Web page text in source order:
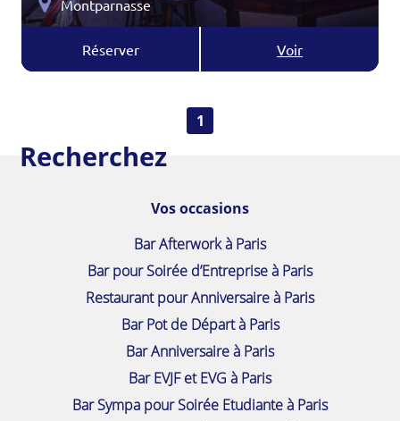
Montparnasse
Réserver Voir
1
Recherchez
Vos occasions
Bar Afterwork à Paris
Bar pour Soirée d’Entreprise à Paris
Restaurant pour Anniversaire à Paris
Bar Pot de Départ à Paris
Bar Anniversaire à Paris
Bar EVJF et EVG à Paris
Bar Sympa pour Soirée Etudiante à Paris